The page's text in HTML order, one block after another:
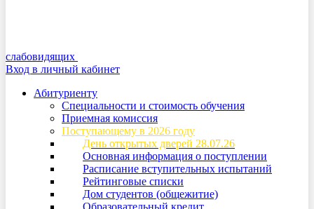
слабовидящих
Вход в личный кабинет
Абитуриенту
Специальности и стоимость обучения
Приемная комиссия
Поступающему в 2026 году
День открытых дверей 28.07.26
Основная информация о поступлении
Расписание вступительных испытаний
Рейтинговые списки
Дом студентов (общежитие)
Образовательный кредит